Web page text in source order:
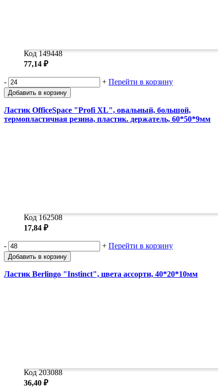
Код 149448
77,14 ₽
- + Перейти в корзину
Добавить в корзину
Ластик OfficeSpace "Profi XL", овальный, большой,
термопластичная резина, пластик. держатель, 60*50*9мм
Код 162508
17,84 ₽
- + Перейти в корзину
Добавить в корзину
Ластик Berlingo "Instinct", цвета ассорти, 40*20*10мм
Код 203088
36,40 ₽